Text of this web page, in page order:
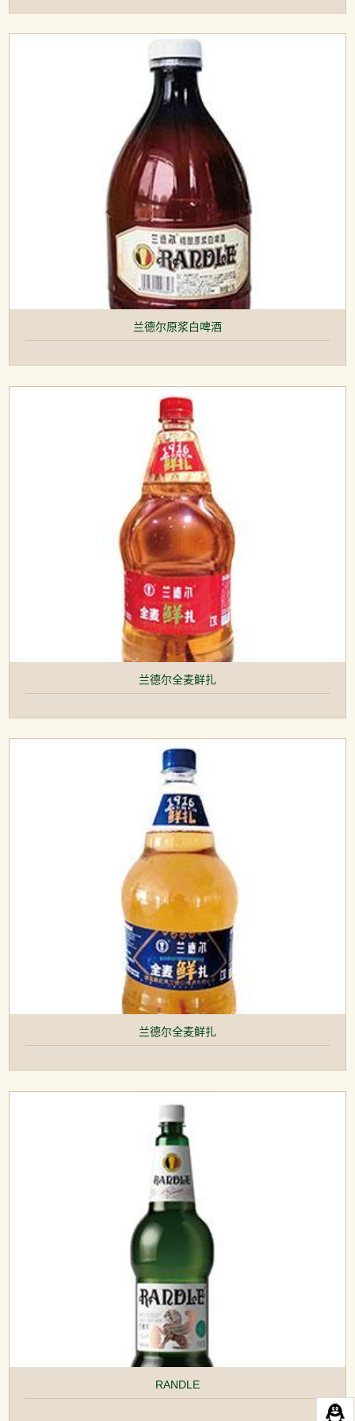
兰德尔原浆白啤酒
兰德尔全麦鲜扎
兰德尔全麦鲜扎
RANDLE